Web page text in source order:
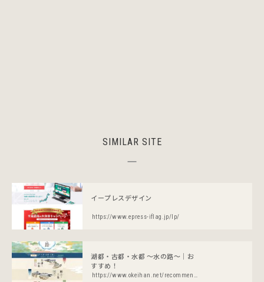
SIMILAR SITE
イープレスデザイン
https://www.epress-iflag.jp/lp/
湖都・古都・水都 〜水の路〜｜お
すすめ！
https://www.okeihan.net/recommend/mizunomichi/